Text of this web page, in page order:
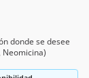
donde se desee